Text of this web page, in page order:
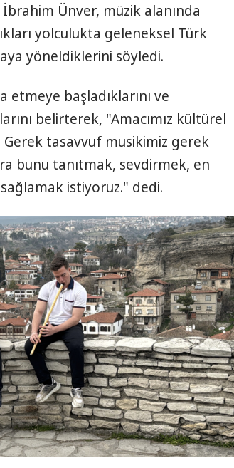
Ünver, müzik alanında
yolculukta geleneksel Türk
yöneldiklerini söyledi.
etmeye başladıklarını ve
belirterek, "Amacımız kültürel
tasavvuf musikimiz gerek
bunu tanıtmak, sevdirmek, en
istiyoruz." dedi.